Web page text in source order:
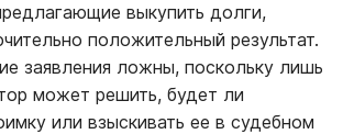
выкупить долги,
положительный результат.
заявления ложны, поскольку лишь
может решить, будет ли
или взыскивать ее в судебном